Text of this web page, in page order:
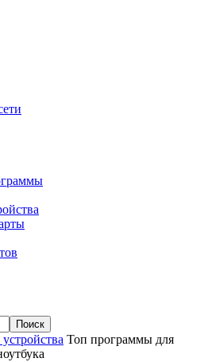
Топ программы для